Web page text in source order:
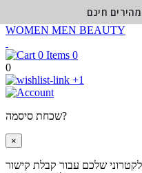
WOMEN MEN BEAUTY
0
0
+1
שכחת סיסמה?
×
שלכם עבור קבלת קישור
חינם